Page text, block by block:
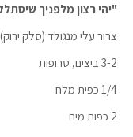
"יהי רצון מלפניך
צרור עלי מנגולד (סלק ירוק)
3-2 ביצים, טרופות
1/4 כפית מלח
2 כפות מים